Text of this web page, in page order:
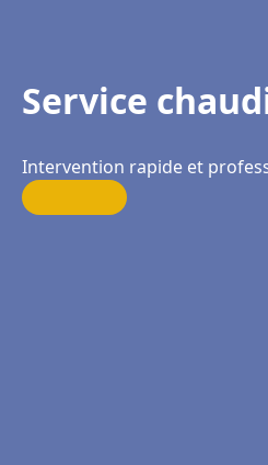
Service
Intervention rapide et